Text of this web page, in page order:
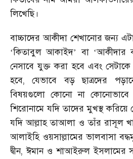
লিখেছি।
বাচ্চাদের আকীদা শেখানোর জন্য
‘কিতাবুল আকাইদ’বা ‘আকীদার
নেসাবে যুক্ত করা হবে এবং
হবে,যেভাবে বড় ছাত্রদের
বিষয়গুলো কোনো না
শিরোনামে যদি তাদের মুখস্থ করিয়ে
যদি আল্লাহ তাআলা ও তাঁর রাসূল
আলাইহি ওয়সাল্লামের ভালবাসা
দ্বীন,ঈমান ও শাআইরুল ইসলামের